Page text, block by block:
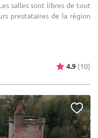
salles sont libres de tout
prestataires de la région
4.9 (10)